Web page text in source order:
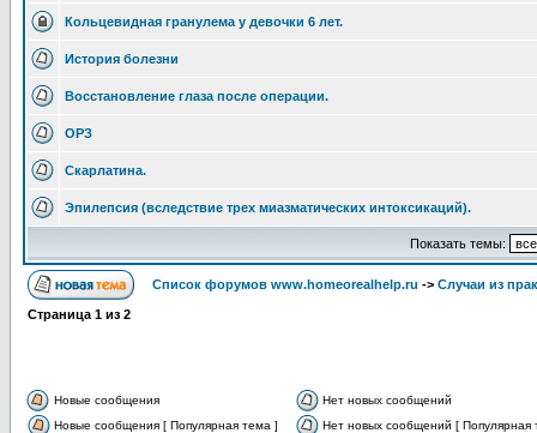
Кольцевидная гранулема у девочки 6 лет.
История болезни
Восстановление глаза после операции.
ОРЗ
Скарлатина.
Эпилепсия (вследствие трех миазматических интоксикаций).
Показать темы:
Список форумов www.homeorealhelp.ru -> Случаи из
Страница 1 из 2
Новые сообщения
Нет новых сообщений
Новые сообщения [ Популярная тема ]
Нет новых сообщений [ Популярная